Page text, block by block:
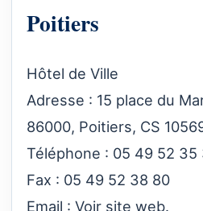
Poitiers
Hôtel de Ville
Adresse : 15 place du
86000, Poitiers, CS
Téléphone : 05 49 52 35
Fax : 05 49 52 38 80
Email : Voir site web.